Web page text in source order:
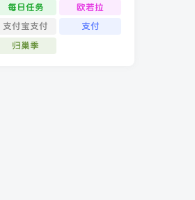
每日任务
欧若拉
支付宝支付
支付
归巢季